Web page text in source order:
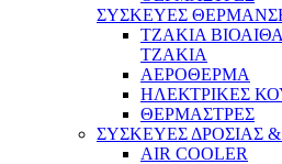
ΣΥΣΚΕΥΕΣ
ΤΖΑΚΙΑ
ΤΖΑΚΙΑ
ΑΕΡΟΘΕΡΜΑ
ΗΛΕΚΤΡΙΚΕΣ
ΘΕΡΜΑΣΤΡΕΣ
ΣΥΣΚΕΥΕΣ ΔΡΟΣΙΑΣ
AIR COOLER